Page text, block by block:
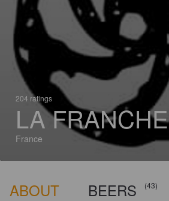
204 ratings
LA FRANCHE
France
ABOUT BEERS (43)